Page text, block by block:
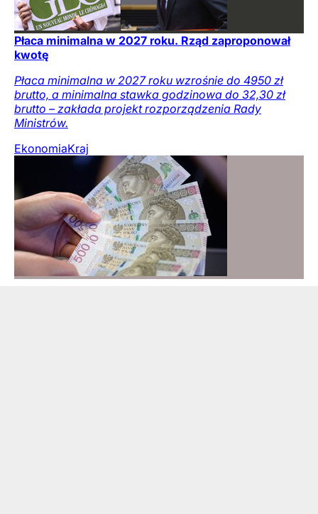
Płaca minimalna w 2027 roku. Rząd zaproponował
kwotę
Płaca minimalna w 2027 roku wzrośnie do 4950 zł
brutto, a minimalna stawka godzinowa do 32,30 zł
brutto – zakłada projekt rozporządzenia Rady
Ministrów.
EkonomiaKraj